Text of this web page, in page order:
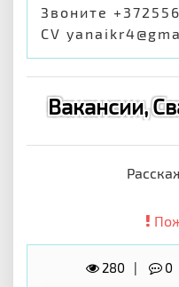
Звоните
СV
Вакансии,
280 0